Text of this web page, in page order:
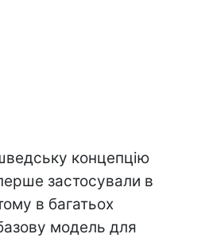
концепцію
застосували в
в багатьох
модель для